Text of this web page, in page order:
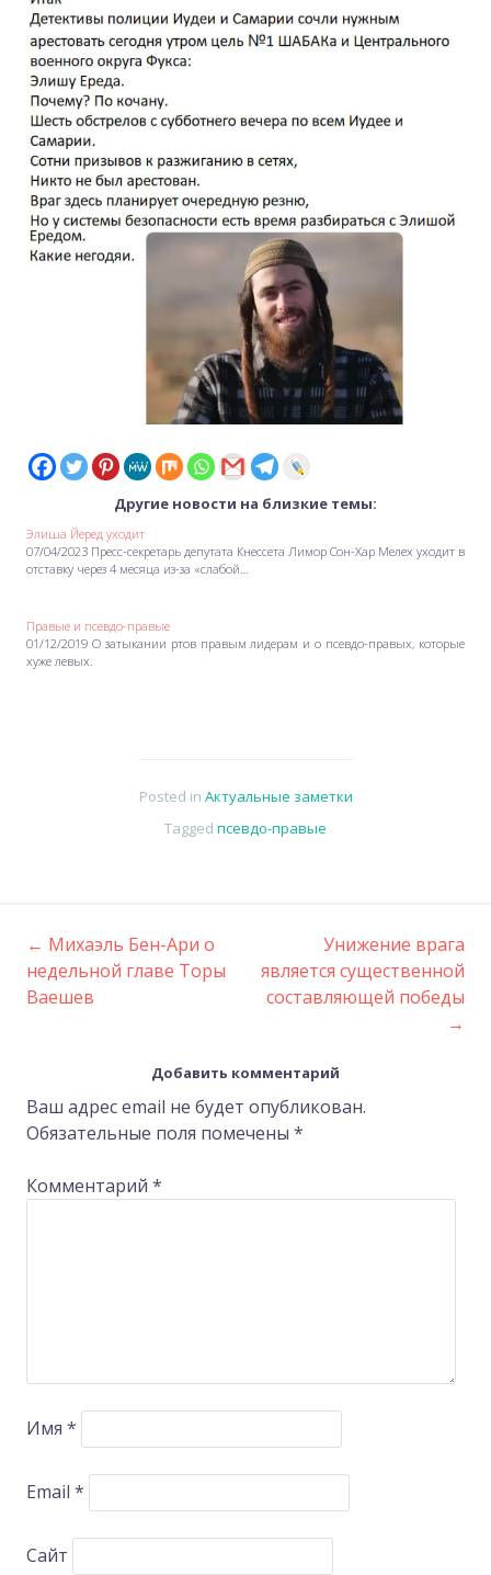
Другие новости на близкие темы:
Элиша Йеред уходит
07/04/2023 Пресс-секретарь депутата Кнессета Лимор Сон-Хар Мелех уходит в
отставку через 4 месяца из-за «слабой…
Правые и псевдо-правые
01/12/2019 О затыкании ртов правым лидерам и о псевдо-правых, которые
хуже левых.
Posted in Актуальные заметки
Tagged псевдо-правые
Post
← Михаэль Бен-Ари о
недельной главе Торы
Ваешев
Унижение врага
является существенной
составляющей победы
→
Добавить комментарий
Ваш адрес email не будет опубликован.
Обязательные поля помечены *
Комментарий *
Имя *
Email *
Сайт